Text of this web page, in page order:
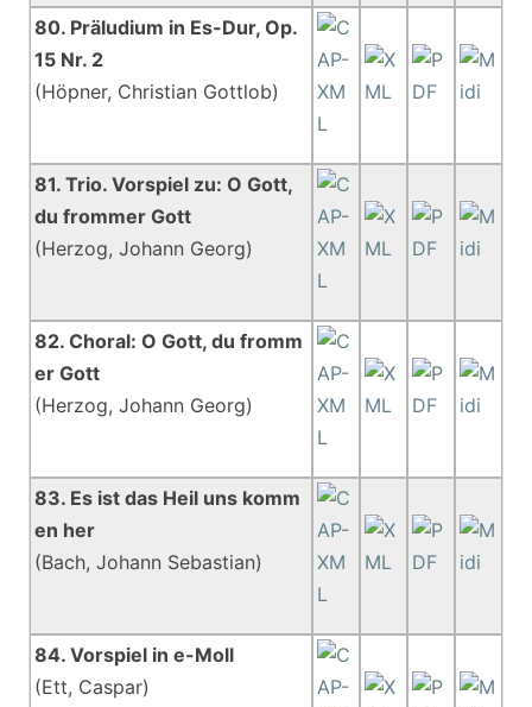
80. Präludium in Es-Dur, Op.
15 Nr. 2
(Höpner, Christian Gottlob)
81. Trio. Vorspiel zu: O Gott,
du frommer Gott
(Herzog, Johann Georg)
82. Choral: O Gott, du fromm
er Gott
(Herzog, Johann Georg)
83. Es ist das Heil uns komm
en her
(Bach, Johann Sebastian)
84. Vorspiel in e-Moll
(Ett, Caspar)